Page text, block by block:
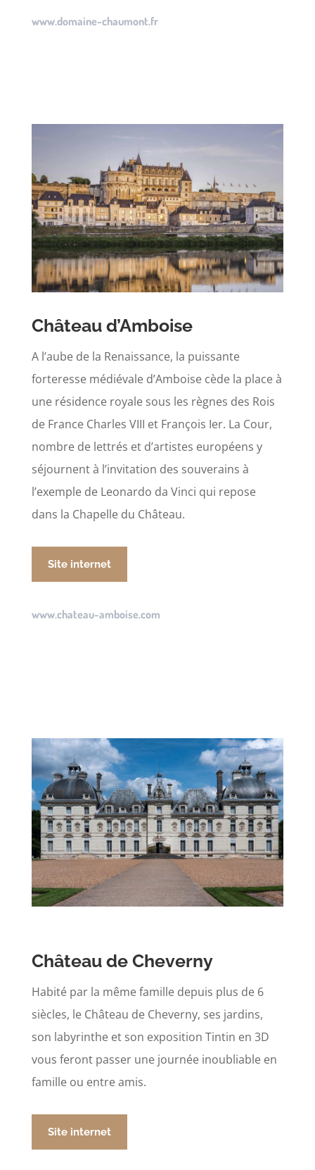
www.domaine-chaumont.fr
Château d’Amboise
A l’aube de la Renaissance, la puissante
forteresse médiévale d’Amboise cède la place à
une résidence royale sous les règnes des Rois
de France Charles VIII et François Ier. La Cour,
nombre de lettrés et d’artistes européens y
séjournent à l’invitation des souverains à
l’exemple de Leonardo da Vinci qui repose
dans la Chapelle du Château.
Site internet
www.chateau-amboise.com
Château de Cheverny
Habité par la même famille depuis plus de 6
siècles, le Château de Cheverny, ses jardins,
son labyrinthe et son exposition Tintin en 3D
vous feront passer une journée inoubliable en
famille ou entre amis.
Site internet